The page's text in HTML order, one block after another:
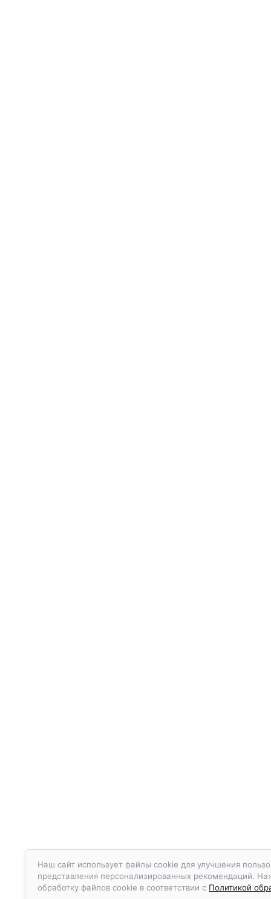
Наш сайт использует файлы cookie для улучшения
представления персонализированных рекомендаций.
обработку файлов cookie в соответствии с Политикой